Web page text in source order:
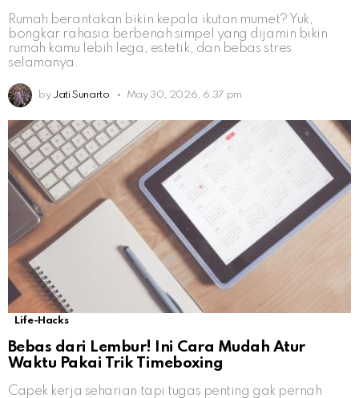
Rumah berantakan bikin kepala ikutan mumet? Yuk,
bongkar rahasia berbenah simpel yang dijamin bikin
rumah kamu lebih lega, estetik, dan bebas stres
selamanya.
by Jati Sunarto May 30, 2026, 6:37 pm
Life-Hacks
Bebas dari Lembur! Ini Cara Mudah Atur
Waktu Pakai Trik Timeboxing
Capek kerja seharian tapi tugas penting gak pernah